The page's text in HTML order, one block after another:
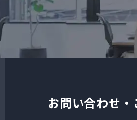
お問い合わせ・